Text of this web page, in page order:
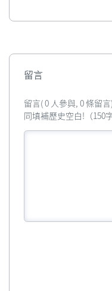
留言
留言( 0 人參與, 0 條留
同填補歷史空白!（150